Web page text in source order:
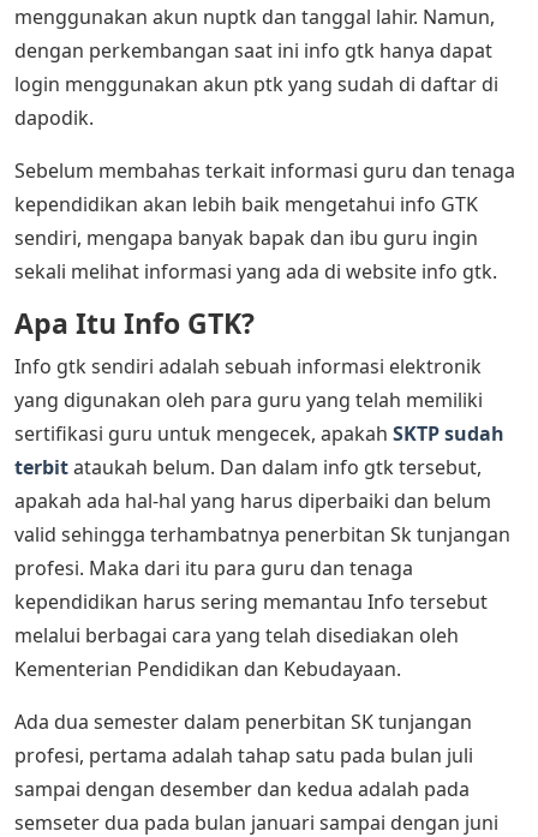
menggunakan akun nuptk dan tanggal lahir. Namun,
dengan perkembangan saat ini info gtk hanya dapat
login menggunakan akun ptk yang sudah di daftar di
dapodik.
Sebelum membahas terkait informasi guru dan tenaga
kependidikan akan lebih baik mengetahui info GTK
sendiri, mengapa banyak bapak dan ibu guru ingin
sekali melihat informasi yang ada di website info gtk.
Apa Itu Info GTK?
Info gtk sendiri adalah sebuah informasi elektronik
yang digunakan oleh para guru yang telah memiliki
sertifikasi guru untuk mengecek, apakah SKTP sudah
terbitataukah belum. Dan dalam info gtk tersebut,
apakah ada hal-hal yang harus diperbaiki dan belum
valid sehingga terhambatnya penerbitan Sk tunjangan
profesi. Maka dari itu para guru dan tenaga
kependidikan harus sering memantau Info tersebut
melalui berbagai cara yang telah disediakan oleh
Kementerian Pendidikan dan Kebudayaan.
Ada dua semester dalam penerbitan SK tunjangan
profesi, pertama adalah tahap satu pada bulan juli
sampai dengan desember dan kedua adalah pada
semseter dua pada bulan januari sampai dengan juni